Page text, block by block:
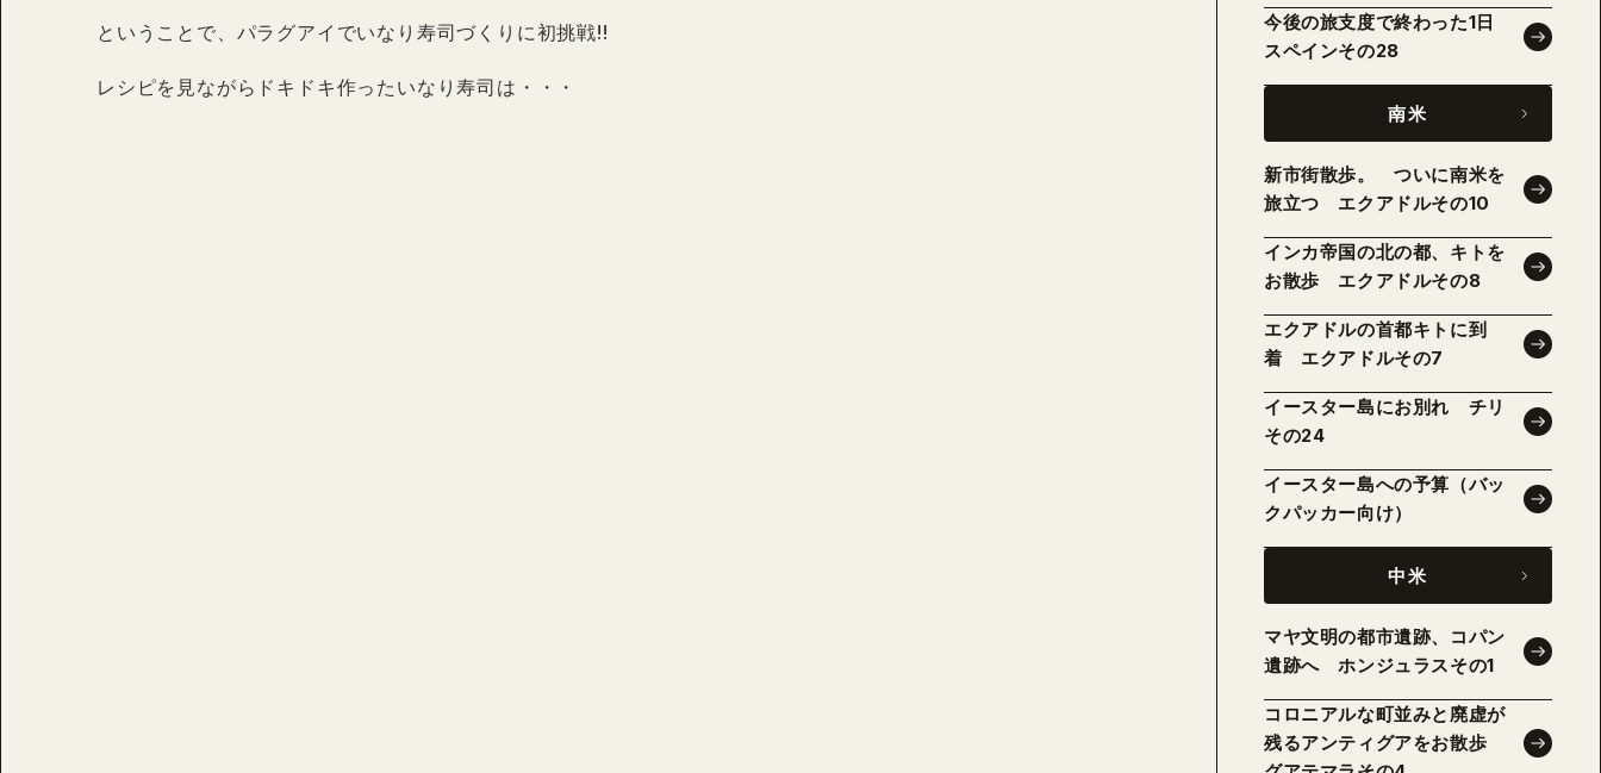
ということで、パラグアイでいなり寿司づくりに初挑戦!!
レシピを見ながらドキドキ作ったいなり寿司は・・・
今後の旅支度で終わった1日
スペインその28
南米
新市街散歩。 ついに南米を
旅立つ エクアドルその10
インカ帝国の北の都、キトを
お散歩 エクアドルその8
エクアドルの首都キトに到
着 エクアドルその7
イースター島にお別れ チリ
その24
イースター島への予算（バッ
クパッカー向け）
中米
マヤ文明の都市遺跡、コパン
遺跡へ ホンジュラスその1
コロニアルな町並みと廃虚が
残るアンティグアをお散歩